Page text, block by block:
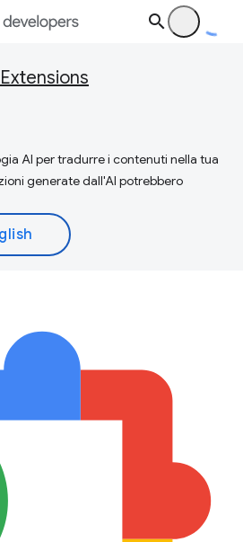
AI per tradurre i contenuti nella tua
generate dall'AI potrebbero